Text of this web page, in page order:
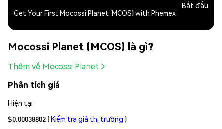
Get Your First Mocossi Planet (MCOS) with Phemex
Bắt đầu
Mocossi Planet (MCOS) là gì?
Thêm về Mocossi Planet
Phân tích giá
Hiện tại
$0.00038802 (Kiểm tra giá thị trường )